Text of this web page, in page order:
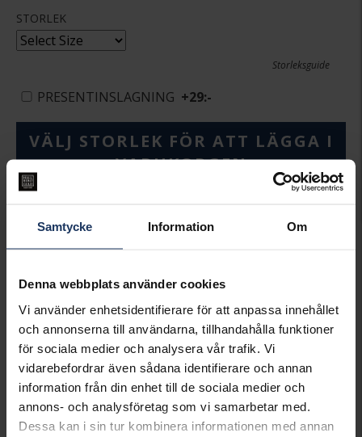
Samtycke Information Om
Denna webbplats använder cookies
Vi använder enhetsidentifierare för att anpassa innehållet
och annonserna till användarna, tillhandahålla funktioner
för sociala medier och analysera vår trafik. Vi
vidarebefordrar även sådana identifierare och annan
information från din enhet till de sociala medier och
annons- och analysföretag som vi samarbetar med.
Dessa kan i sin tur kombinera informationen med annan
STORLEK
Storleksguide
PRESENTINSLAGNING +29:-
VÄLJ STORLEK FÖR ATT LÄGGA I
VARUKORGEN
Leveranstid 3-7 arbetsdagar.
INFO
BREDD CA (MM)
7
VARUMÄRKE
Hallbergs Guld
MATERIAL
Silver
Matchande produkter och andra varianter